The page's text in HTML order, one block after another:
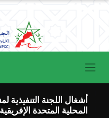
أشغال اللجنة
المحلية المتحدة الإفريقية